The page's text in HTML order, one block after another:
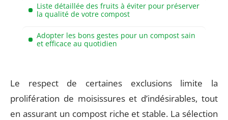
Liste détaillée des fruits à éviter pour préserver
la qualité de votre compost
Adopter les bons gestes pour un compost sain
et efficace au quotidien
Le respect de certaines exclusions limite la
prolifération de moisissures et d’indésirables, tout
en assurant un compost riche et stable. La sélection